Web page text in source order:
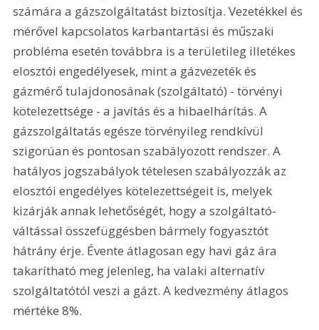
számára a gázszolgáltatást biztosítja. Vezetékkel és
mérővel kapcsolatos karbantartási és műszaki
probléma esetén továbbra is a területileg illetékes
elosztói engedélyesek, mint a gázvezeték és
gázmérő tulajdonosának (szolgáltató) - törvényi
kötelezettsége - a javítás és a hibaelhárítás. A
gázszolgáltatás egésze törvényileg rendkívül
szigorúan és pontosan szabályozott rendszer. A
hatályos jogszabályok tételesen szabályozzák az
elosztói engedélyes kötelezettségeit is, melyek
kizárják annak lehetőségét, hogy a szolgáltató-
váltással összefüggésben bármely fogyasztót
hátrány érje. Évente átlagosan egy havi gáz ára
takarítható meg jelenleg, ha valaki alternatív
szolgáltatótól veszi a gázt. A kedvezmény átlagos
mértéke 8%.